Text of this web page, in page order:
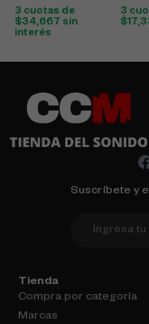
3 cuotas de
$34,667 sin
interés
3
$
Suscríbete y
Tienda
Compra por categoría
Marcas